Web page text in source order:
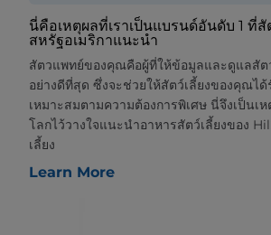
นี่คือเหตุผลที่เราเป็นแบรนด์อันดับ 1 ที่
สหรัฐอเมริกาแนะนำ
สัตวแพทย์ของคุณคือผู้ที่ให้ข้อมูลและดูแลสัต
อย่างดีที่สุด ซึ่งจะช่วยให้สัตว์เลี้ยงของคุณไ
เหมาะสมตามความต้องการพิเศษ นี่จึงเป็นเ
โลกไว้วางใจแนะนำอาหารสัตว์เลี้ยงของ
เลี้ยง
Learn More